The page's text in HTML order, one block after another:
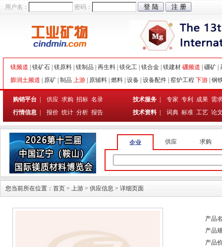
用户名： 密码：
镁频道 镁矿石 镁原料 镁制品 再生料 镁化工 镁合金 镁建材 硼频道 硼矿
膨润土频道
原矿 制品 上游 原辅料 燃料 设备 设备配件 窑炉工程 下游 钢
购销平台 供应 求购 招标 名录
行情信息
报价 统计 分析 报告
技术服务 专家 专利 成果 需
技术资料
词典 标准 工艺 论
企业 供应 求购
您当前所在位置： 首页 > 上游 > 供应信息 > 详细页面
产品
产品
产品